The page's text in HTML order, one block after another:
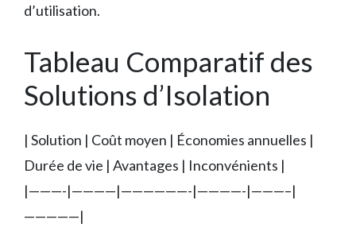
d’utilisation.
Tableau Comparatif des
Solutions d’Isolation
| Solution | Coût moyen | Économies annuelles |
Durée de vie | Avantages | Inconvénients |
|———-|————|——————-|————-|———–|
—————|